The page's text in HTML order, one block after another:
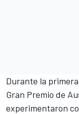
Durante la
Gran Premio de
experimentaron